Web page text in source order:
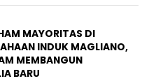
MAYORITAS DI
INDUK MAGLIANO,
MEMBANGUN
BARU